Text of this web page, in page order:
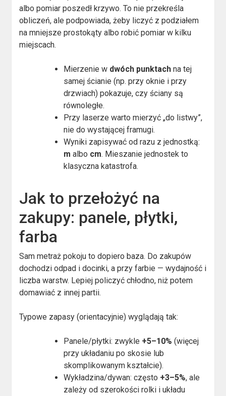
albo pomiar poszedł krzywo. To nie przekreśla
obliczeń, ale podpowiada, żeby liczyć z podziałem
na mniejsze prostokąty albo robić pomiar w kilku
miejscach.
Mierzenie w dwóch punktach na tej
samej ścianie (np. przy oknie i przy
drzwiach) pokazuje, czy ściany są
równoległe.
Przy laserze warto mierzyć „do listwy”,
nie do wystającej framugi.
Wyniki zapisywać od razu z jednostką:
m albo cm. Mieszanie jednostek to
klasyczna katastrofa.
Jak to przełożyć na
zakupy: panele, płytki,
farba
Sam metraż pokoju to dopiero baza. Do zakupów
dochodzi odpad i docinki, a przy farbie — wydajność i
liczba warstw. Lepiej policzyć chłodno, niż potem
domawiać z innej partii.
Typowe zapasy (orientacyjnie) wyglądają tak:
Panele/płytki: zwykle +5–10% (więcej
przy układaniu po skosie lub
skomplikowanym kształcie).
Wykładzina/dywan: często +3–5%, ale
zależy od szerokości rolki i układu